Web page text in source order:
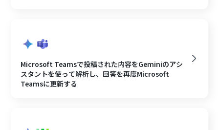
Microsoft Teamsで投稿された内容をGeminiのアシ
スタントを使って解析し、回答を再度Microsoft
Teamsに更新する